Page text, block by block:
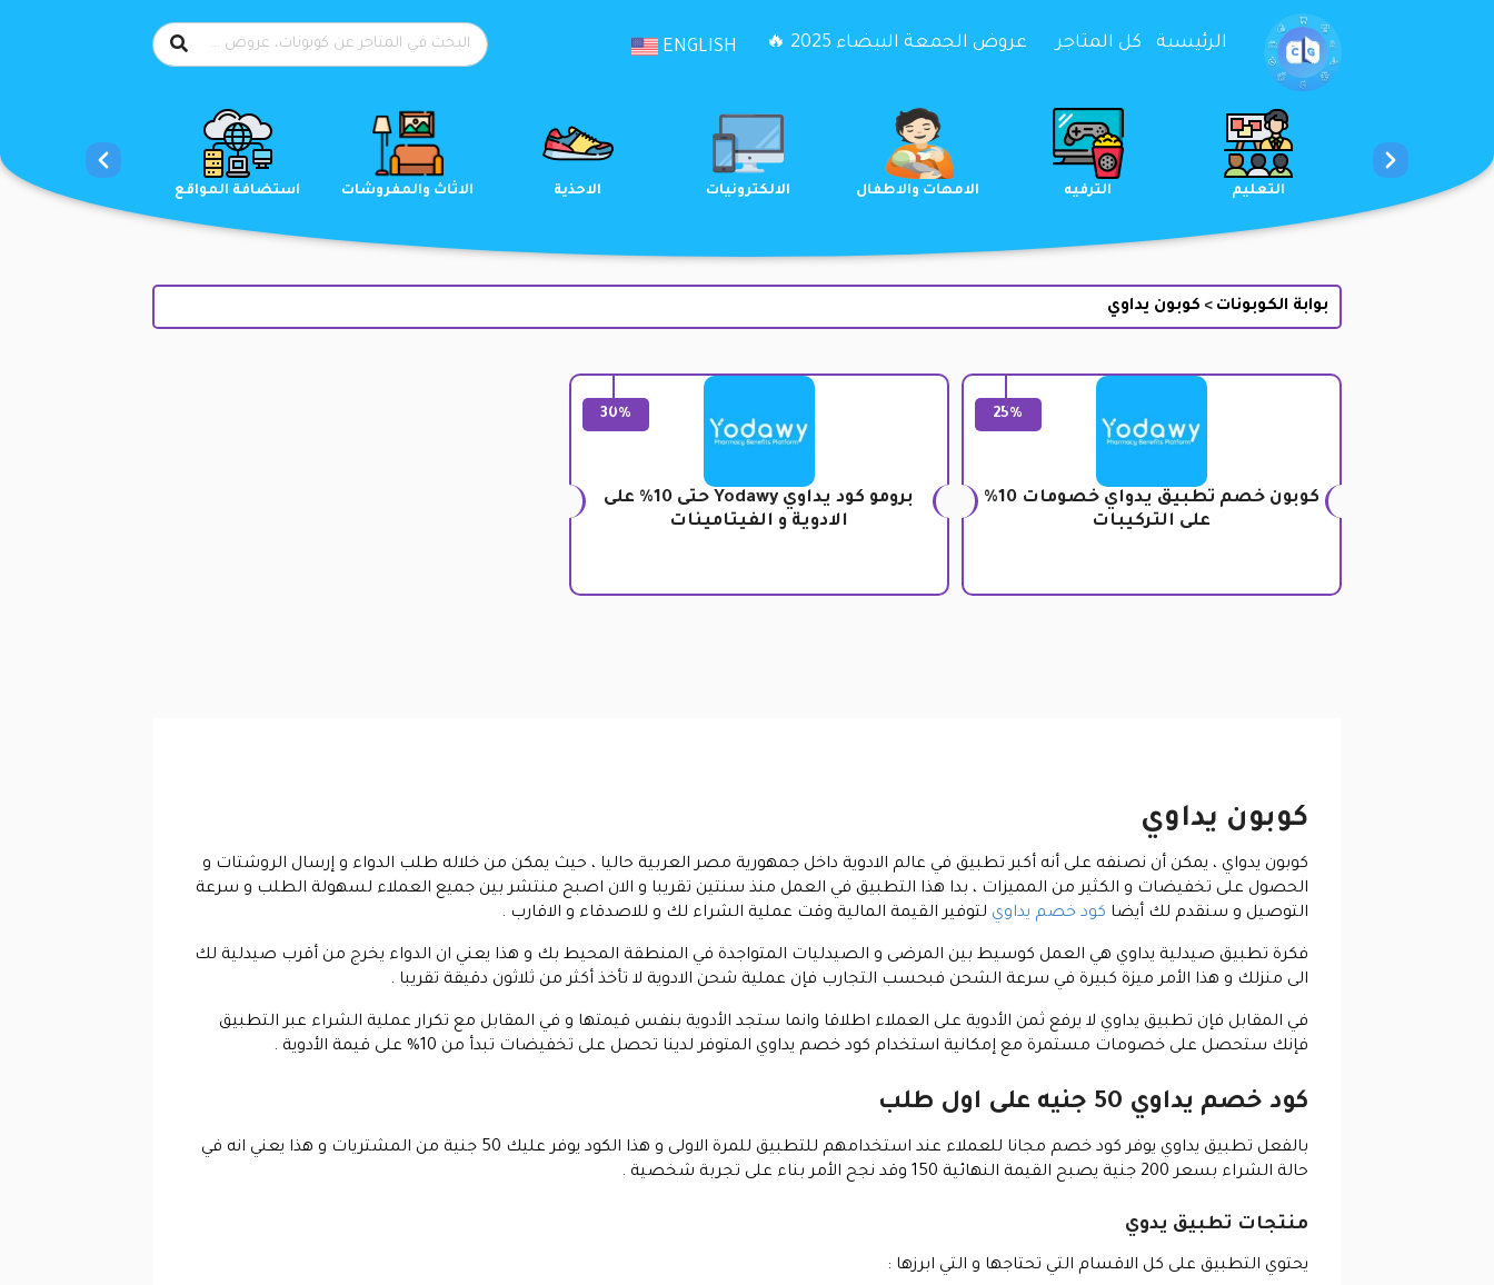
تخطي إلى المحتوى
الرئيسية كل المتاجر عروض الجمعة البيضاء 2025 🔥 ENGLISH
استضافة المواقع الاثاث والمفروشات الاحذية الالكترونيات الامهات والاطفال الترفيه التعليم الجمال والعناية الخدمات
بوابة الكوبونات > كوبون يداوي
25%
كوبون خصم تطبيق يدواي خصومات 10%
على التركيبات
30%
برومو كود يداوي Yodawy حتى 10% على
الادوية و الفيتامينات
كوبون يداوي
كوبون يدواي ، يمكن أن نصنفه على أنه أكبر تطبيق في عالم الادوية داخل جمهورية مصر العربية حاليا ، حيث يمكن من خلاله طلب الدواء و إرسال الروشتات و
الحصول على تخفيضات و الكثير من المميزات ، بدا هذا التطبيق في العمل منذ سنتين تقريبا و الان اصبح منتشر بين جميع العملاء لسهولة الطلب و سرعة
التوصيل و سنقدم لك أيضا كود خصم يداوي لتوفير القيمة المالية وقت عملية الشراء لك و للاصدقاء و الاقارب .
فكرة تطبيق صيدلية يداوي هي العمل كوسيط بين المرضى و الصيدليات المتواجدة في المنطقة المحيط بك و هذا يعني ان الدواء يخرج من أقرب صيدلية لك
الى منزلك و هذا الأمر ميزة كبيرة في سرعة الشحن فبحسب التجارب فإن عملية شحن الادوية لا تأخذ أكثر من ثلاثون دقيقة تقريبا .
في المقابل فإن تطبيق يداوي لا يرفع ثمن الأدوية على العملاء اطلاقا وانما ستجد الأدوية بنفس قيمتها و في المقابل مع تكرار عملية الشراء عبر التطبيق
فإنك ستحصل على خصومات مستمرة مع إمكانية استخدام كود خصم يداوي المتوفر لدينا تحصل على تخفيضات تبدأ من 10% على قيمة الأدوية .
كود خصم يداوي 50 جنيه على اول طلب
بالفعل تطبيق يداوي يوفر كود خصم مجانا للعملاء عند استخدامهم للتطبيق للمرة الاولى و هذا الكود يوفر عليك 50 جنية من المشتريات و هذا يعني انه في
حالة الشراء بسعر 200 جنية يصبح القيمة النهائية 150 وقد نجح الأمر بناء على تجربة شخصية .
منتجات تطبيق يدوي
يحتوي التطبيق على كل الاقسام التي تحتاجها و التي ابرزها :